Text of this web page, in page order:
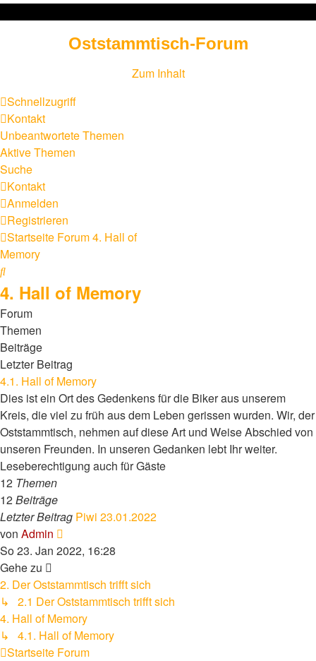
Oststammtisch-Forum
Zum Inhalt
Schnellzugriff
Kontakt
Unbeantwortete Themen
Aktive Themen
Suche
Kontakt
Anmelden
Registrieren
Startseite Forum4. Hall of
Memory
Suche
4. Hall of Memory
Forum
Themen
Beiträge
Letzter Beitrag
4.1. Hall of Memory
Dies ist ein Ort des Gedenkens für die Biker aus unserem
Kreis, die viel zu früh aus dem Leben gerissen wurden. Wir, der
Oststammtisch, nehmen auf diese Art und Weise Abschied von
unseren Freunden. In unseren Gedanken lebt Ihr weiter.
Leseberechtigung auch für Gäste
12 Themen
12Beiträge
Letzter Beitrag Piwi 23.01.2022
von Admin
Beitrag
So 23. Jan 2022, 16:28
Gehe zu
2. Der Oststammtisch trifft sich
↳ 2.1 Der Oststammtisch trifft sich
4. Hall of Memory
↳ 4.1. Hall of Memory
Startseite Forum